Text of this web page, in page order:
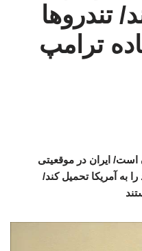
تندروها
ترامپ
ایران در موقعیتی
به آمریکا تحمیل کند/